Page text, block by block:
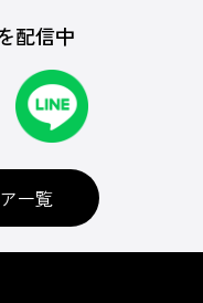
配信中
一覧